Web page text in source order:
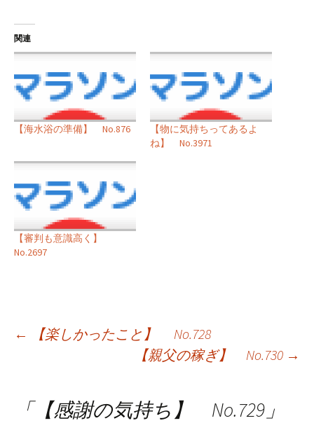
関連
【海水浴の準備】 No.876
【物に気持ちってあるよ
ね】 No.3971
【審判も意識高く】
No.2697
投←
【楽しかったこと】 No.728
【親父の稼ぎ】 No.730 →
「【感謝の気持ち】 No.729 」